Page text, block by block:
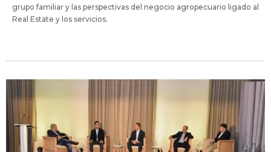
grupo familiar y las perspectivas del negocio agropecuario ligado al
Real Estate y los servicios.